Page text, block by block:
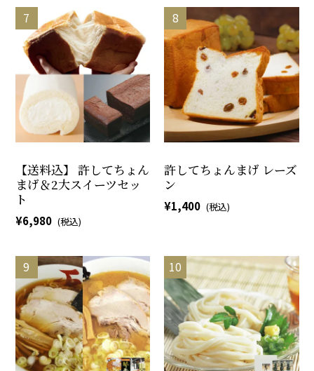
【送料込】 許してちょん
まげ＆2大スイーツセッ
ト
6,980
許してちょんまげ レーズ
ン
1,400